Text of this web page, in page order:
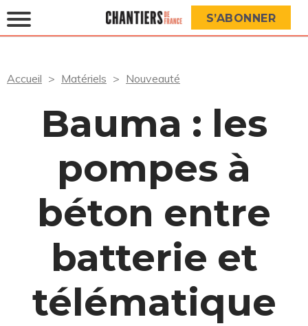
S’ABONNER
Accueil Matériels Nouveauté
Bauma : les
pompes à
béton entre
batterie et
télématique